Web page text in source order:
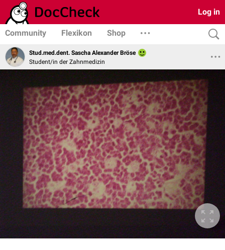
Log in
Community Flexikon Shop
Stud.med.dent. Sascha Alexander Bröse
Student/in der Zahnmedizin